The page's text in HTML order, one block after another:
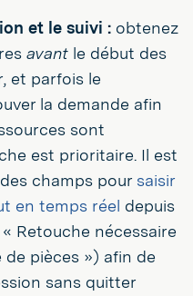
et le suivi :obtenez
avantle début des
et parfois le
la demande afin
sont
est prioritaire. Il est
champs pour saisir
en temps réel depuis
Retouche nécessaire
pièces ») afin de
sans quitter